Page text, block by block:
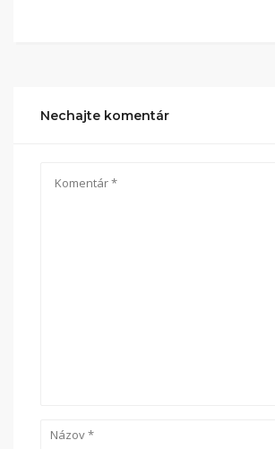
Nechajte komentár